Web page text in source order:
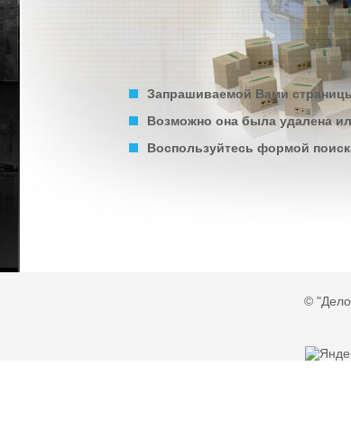
Запрашиваемой Вами
Возможно она была удалена
Воспользуйтесь формой
©